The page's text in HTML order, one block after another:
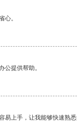
心。
公提供帮助。
上手，让我能够快速熟悉